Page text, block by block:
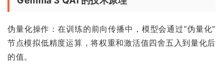
伪量化操作：在训练的前向传播中，模型会通过“伪量化”
节点模拟低精度运算，将权重和激活值四舍五入到量化后
的值。